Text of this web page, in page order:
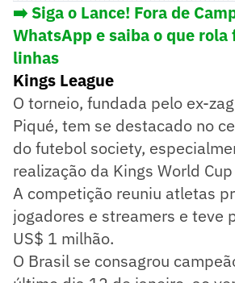
➡️ Siga o Lance! Fora de
WhatsApp e saiba o que rola
linhas
Kings League
O torneio, fundada pelo ex-
Piqué, tem se destacado no
do futebol society,
realização da Kings World
A competição reuniu atletas
jogadores e streamers e teve
US$ 1 milhão.
O Brasil se consagrou